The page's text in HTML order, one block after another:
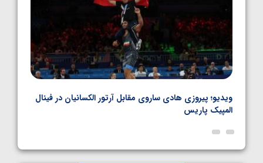
ویدیو؛ پیروزی هادی ساروی مقابل آرتور الکسانیان در فینال
المپیک پاریس